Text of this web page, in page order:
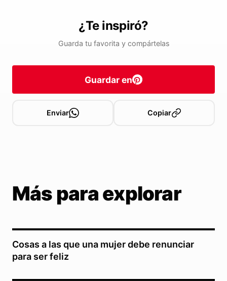
¿Te inspiró?
Guarda tu favorita y compártelas
Guardar en
Enviar Copiar
Más para explorar
Cosas a las que una mujer debe renunciar
para ser feliz